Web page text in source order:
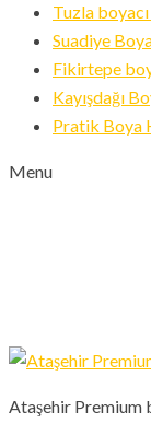
Tuzla boyacı
Suadiye
Fikirtepe
Kayışdağı
Pratik Boya
Menu
Ataşehir Premium